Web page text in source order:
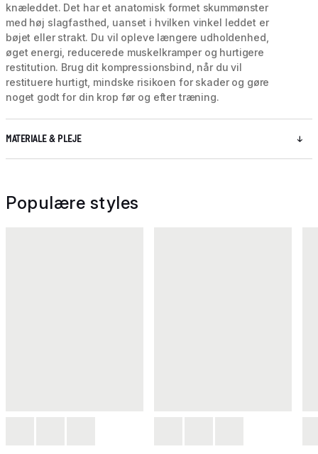
knæleddet. Det har et anatomisk formet skummønster
med høj slagfasthed, uanset i hvilken vinkel leddet er
bøjet eller strakt. Du vil opleve længere udholdenhed,
øget energi, reducerede muskelkramper og hurtigere
restitution. Brug dit kompressionsbind, når du vil
restituere hurtigt, mindske risikoen for skader og gøre
noget godt for din krop før og efter træning.
MATERIALE & PLEJE
Populære styles